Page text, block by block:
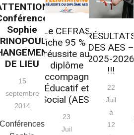
Sophie
DE LIEU
15
septembre
2014
Conférences
Le CEFRAS
affiche 95 % de
réussite au
diplôme
d’Accompagnant
Éducatif et
Social (AES)
23
Juil
RÉSULTATS
DES AES –
2025-2026
!!!
22
Juil
à
12